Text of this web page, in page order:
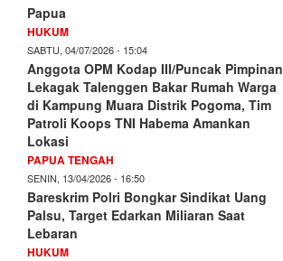
Papua
HUKUM
SABTU, 04/07/2026 - 15:04
Anggota OPM Kodap III/Puncak Pimpinan
Lekagak Talenggen Bakar Rumah Warga
di Kampung Muara Distrik Pogoma, Tim
Patroli Koops TNI Habema Amankan
Lokasi
PAPUA TENGAH
SENIN, 13/04/2026 - 16:50
Bareskrim Polri Bongkar Sindikat Uang
Palsu, Target Edarkan Miliaran Saat
Lebaran
HUKUM